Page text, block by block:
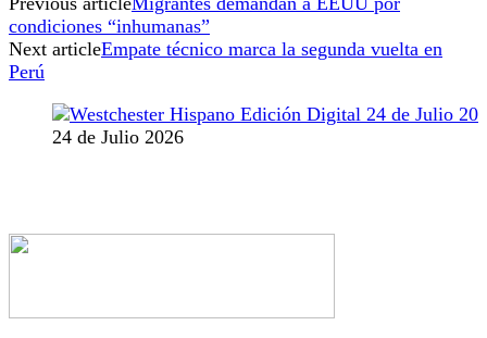
condiciones “inhumanas”
Next articleEmpate técnico marca la segunda vuelta en
Perú
24 de Julio 2026